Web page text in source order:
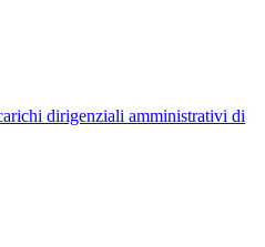
dirigenziali amministrativi di